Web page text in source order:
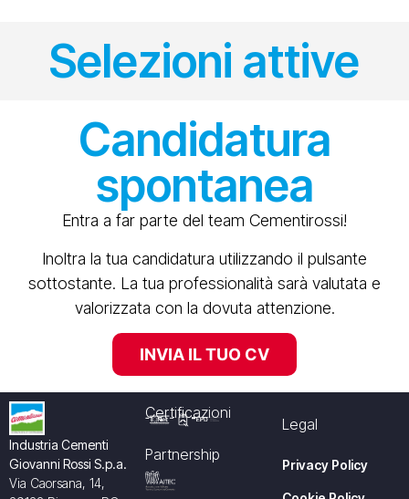
Selezioni attive
Candidatura
spontanea
Entra a far parte del team Cementirossi!
Inoltra la tua candidatura utilizzando il pulsante
sottostante. La tua professionalità sarà valutata e
valorizzata con la dovuta attenzione.
INVIA IL TUO CV
Industria Cementi
Giovanni Rossi S.p.a.
Via Caorsana, 14,
Certificazioni
Partnership
Legal
Privacy Policy